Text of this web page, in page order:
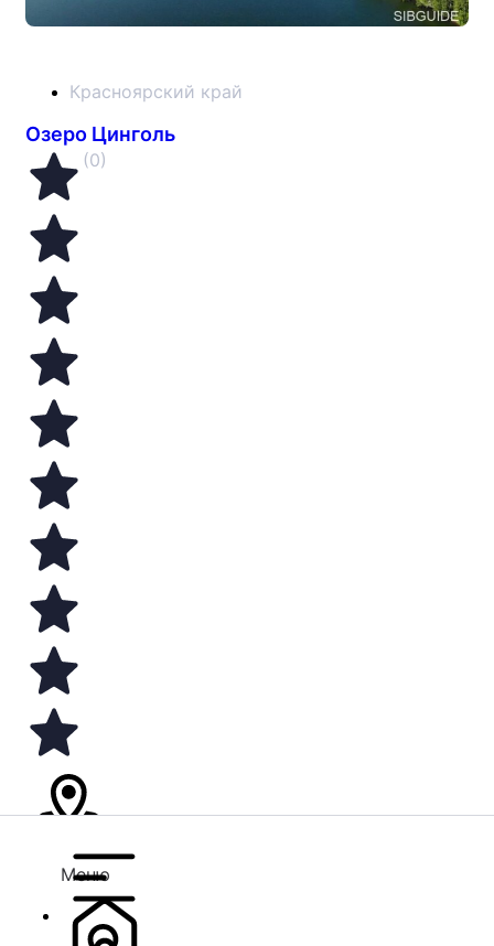
Меню
Красноярский край
Озеро Цинголь
(0)
There are no similar listings